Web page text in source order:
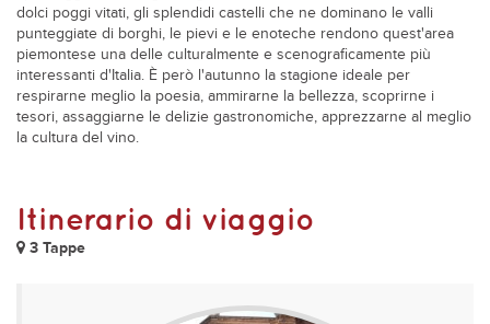
dolci poggi vitati, gli splendidi castelli che ne dominano le valli
punteggiate di borghi, le pievi e le enoteche rendono quest'area
piemontese una delle culturalmente e scenograficamente più
interessanti d'Italia. È però l'autunno la stagione ideale per
respirarne meglio la poesia, ammirarne la bellezza, scoprirne i
tesori, assaggiarne le delizie gastronomiche, apprezzarne al meglio
la cultura del vino.
Itinerario di viaggio
3 Tappe